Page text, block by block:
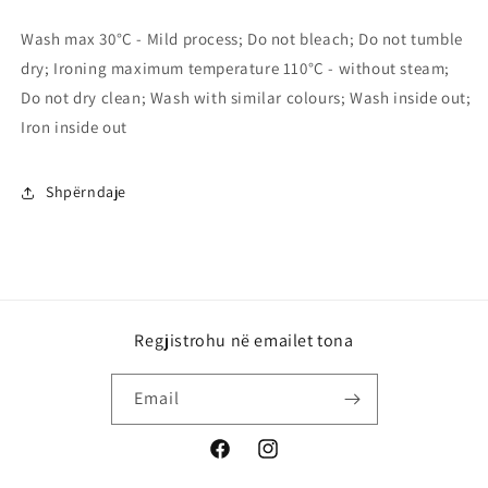
Wash max 30°C - Mild process; Do not bleach; Do not tumble
dry; Ironing maximum temperature 110°C - without steam;
Do not dry clean; Wash with similar colours; Wash inside out;
Iron inside out
Shpërndaje
Regjistrohu në emailet tona
Email
FacebookInstagram